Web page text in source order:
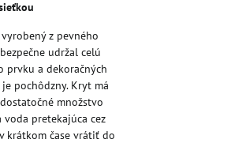
z pevného
udržal celú
prvku a dekoračných
pochôdzny. Kryt má
množstvo
voda pretekajúca cez
krátkom čase vrátiť do